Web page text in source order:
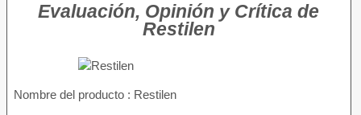
Evaluación, Opinión y Crítica de
Restilen
Nombre del producto : Restilen